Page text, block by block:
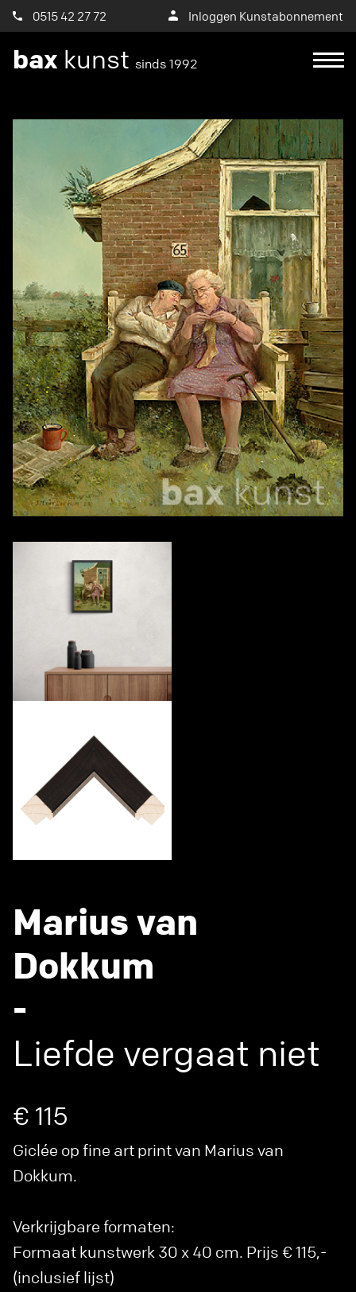
0515 42 27 72 Inloggen Kunstabonnement
bax kunst sinds 1992
Marius van
Dokkum
-
Liefde vergaat niet
€ 115
Giclée op fine art print van Marius van
Dokkum.
Verkrijgbare formaten:
Formaat kunstwerk 30 x 40 cm. Prijs € 115,-
(inclusief lijst)